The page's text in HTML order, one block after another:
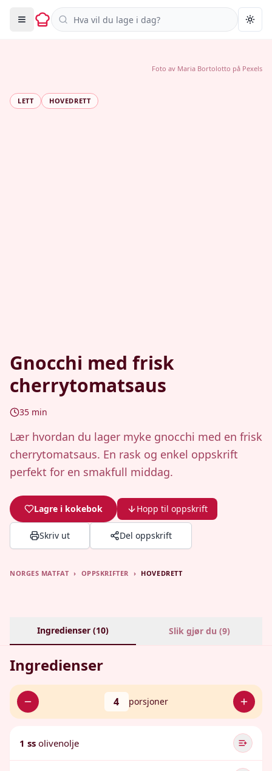
Søk i oppskrifter
LETT HOVEDRETT
Gnocchi med frisk
cherrytomatsaus
35 min
Lær hvordan du lager myke gnocchi med en frisk
cherrytomatsaus. En rask og enkel oppskrift
perfekt for en smakfull middag.
Lagre i kokebok Hopp til oppskrift
Skriv ut Del oppskrift
Foto av Maria Bortolotto på Pexels
NORGES MATFAT › OPPSKRIFTER › HOVEDRETT
Ingredienser (10) Slik gjør du (9)
Ingredienser
4 porsjoner
1 ss olivenolje